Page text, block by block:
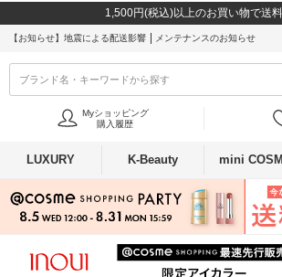
c
o
1,500円(税込)以上のお買い物で送
【お知らせ】 地震による配送影響 メンテナンスのお知らせ
ブランド名・キーワードから探す
Myショッピング
購入履歴
LUXURY K-Beauty mini